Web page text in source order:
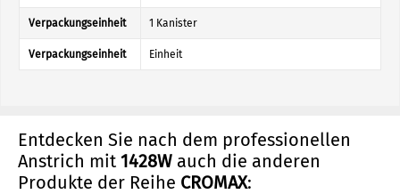
Verpackungseinheit 1 Kanister
Verpackungseinheit Einheit
Entdecken Sie nach dem professionellen
Anstrich mit 1428W auch die anderen
Produkte der Reihe CROMAX: